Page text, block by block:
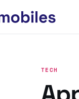
TECH